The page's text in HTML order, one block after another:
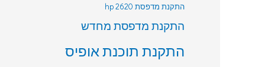
התקנת מדפסת hp 2620
התקנת מדפסת מחדש
התקנת תוכנת אופיס